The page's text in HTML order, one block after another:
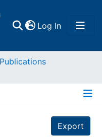
Log In(current)
Publications
Export